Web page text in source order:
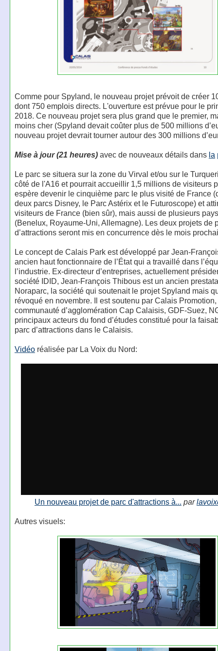
Comme pour Spyland, le nouveau projet prévoit de créer
dont 750 emplois directs. L'ouverture est prévue pour le
2018. Ce nouveau projet sera plus grand que le premier,
moins cher (Spyland devait coûter plus de 500 millions
nouveau projet devrait tourner autour des 300 millions
Mise à jour (21 heures)avec de nouveaux détails dans la
Le parc se situera sur la zone du Virval et/ou sur le
côté de l'A16 et pourrait accueillir 1,5 millions de visiteurs
espère devenir le cinquième parc le plus visité de France
deux parcs Disney, le Parc Astérix et le Futuroscope) et
visiteurs de France (bien sûr), mais aussi de plusieurs
(Benelux, Royaume-Uni, Allemagne). Les deux projets de
d’attractions seront mis en concurrence dès le mois
Le concept de Calais Park est développé par Jean-
ancien haut fonctionnaire de l’État qui a travaillé dans
l’industrie. Ex-directeur d’entreprises, actuellement
société IDID, Jean-François Thibous est un ancien
Noraparc, la société qui soutenait le projet Spyland mais
révoqué en novembre. Il est soutenu par Calais
communauté d’agglomération Cap Calaisis, GDF-Suez,
principaux acteurs du fond d’études constitué pour la
parc d’attractions dans le Calaisis.
Vidéoréalisée par La Voix du Nord:
Un nouveau projet de parc d'attractions à... par
Autres visuels: